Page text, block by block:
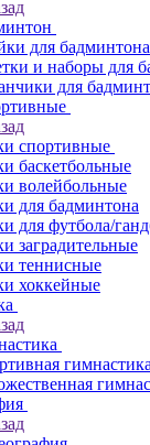
для бадминтона
и наборы для
для
спортивные
баскетбольные
волейбольные
для бадминтона
для футбола/
заградительные
теннисные
хоккейные
гимнастика